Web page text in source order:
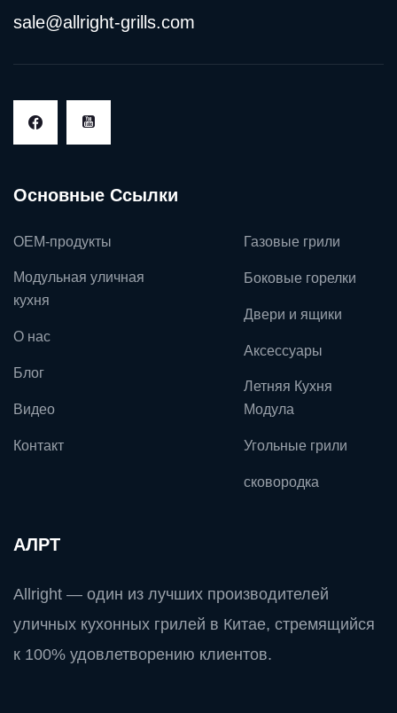
sale@allright-grills.com
Основные Ссылки
OEM-продукты
Модульная уличная
кухня
О нас
Блог
Видео
Контакт
Газовые грили
Боковые горелки
Двери и ящики
Аксессуары
Летняя Кухня
Модула
Угольные грили
сковородка
АЛРТ
Allright — один из лучших производителей
уличных кухонных грилей в Китае, стремящийся
к 100% удовлетворению клиентов.